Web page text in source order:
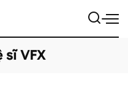
sĩ VFX